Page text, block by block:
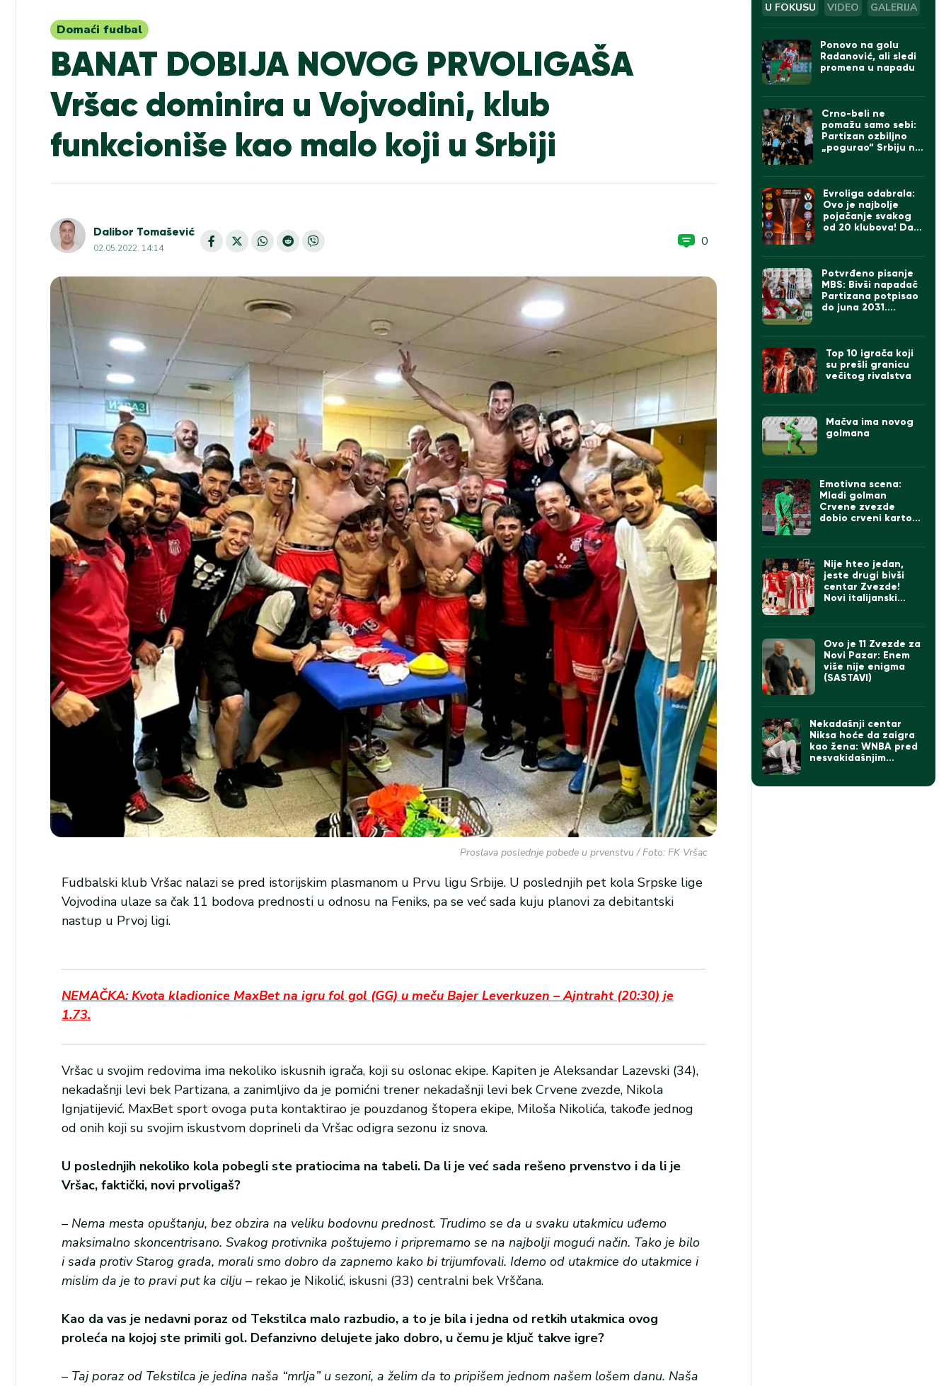
Domaći fudbal
BANAT DOBIJA NOVOG PRVOLIGAŠA
Vršac dominira u Vojvodini, klub
funkcioniše kao malo koji u Srbiji
Dalibor Tomašević
02.05.2022. 14:14 0
Proslava poslednje pobede u prvenstvu / Foto: FK Vršac
Fudbalski klub Vršac nalazi se pred istorijskim plasmanom u Prvu ligu Srbije. U poslednjih pet kola Srpske lige
Vojvodina ulaze sa čak 11 bodova prednosti u odnosu na Feniks, pa se već sada kuju planovi za debitantski
nastup u Prvoj ligi.
NEMAČKA: Kvota kladionice MaxBet na igru fol gol (GG) u meču Bajer Leverkuzen – Ajntraht (20:30) je
1.73.
Vršac u svojim redovima ima nekoliko iskusnih igrača, koji su oslonac ekipe. Kapiten je Aleksandar Lazevski (34),
nekadašnji levi bek Partizana, a zanimljivo da je pomićni trener nekadašnji levi bek Crvene zvezde, Nikola
Ignjatijević. MaxBet sport ovoga puta kontaktirao je pouzdanog štopera ekipe, Miloša Nikolića, takođe jednog
od onih koji su svojim iskustvom doprineli da Vršac odigra sezonu iz snova.
U poslednjih nekoliko kola pobegli ste pratiocima na tabeli. Da li je već sada rešeno prvenstvo i da li je
Vršac, faktički, novi prvoligaš?
– Nema mesta opuštanju, bez obzira na veliku bodovnu prednost. Trudimo se da u svaku utakmicu uđemo
maksimalno skoncentrisano. Svakog protivnika poštujemo i pripremamo se na najbolji mogući način. Tako je bilo
i sada protiv Starog grada, morali smo dobro da zapnemo kako bi trijumfovali. Idemo od utakmice do utakmice i
mislim da je to pravi put ka cilju – rekao je Nikolić, iskusni (33) centralni bek Vrščana.
Kao da vas je nedavni poraz od Tekstilca malo razbudio, a to je bila i jedna od retkih utakmica ovog
proleća na kojoj ste primili gol. Defanzivno delujete jako dobro, u čemu je ključ takve igre?
– Taj poraz od Tekstilca je jedina naša “mrlja” u sezoni, a želim da to pripišem jednom našem lošem danu. Naša
U FOKUSU VIDEO GALERIJA
Ponovo na golu
Radanović, ali sledi
promena u napadu
Crno-beli ne
pomažu samo sebi:
Partizan ozbiljno
„pogurao“ Srbiju na
Evroliga odabrala:
Ovo je najbolje
pojačanje svakog
od 20 klubova! Da li
Potvrđeno pisanje
MBS: Bivši napadač
Partizana potpisao
do juna 2031.
Top 10 igrača koji
su prešli granicu
večitog rivalstva
Mačva ima novog
golmana
Emotivna scena:
Mladi golman
Crvene zvezde
dobio crveni karton,
Nije hteo jedan,
jeste drugi bivši
centar Zvezde!
Novi italijanski
Ovo je 11 Zvezde za
Novi Pazar: Enem
više nije enigma
(SASTAVI)
Nekadašnji centar
Niksa hoće da zaigra
kao žena: WNBA pred
nesvakidašnjim